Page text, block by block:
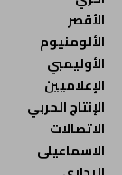
الأقصر
الألومنيوم
الأوليمبي
الإعلاميين
الإنتاج الحربي
الاتصالات
الاسماعيلى